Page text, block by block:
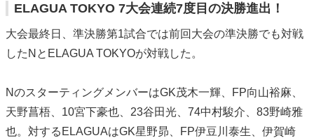
ELAGUA TOKYO 7大会連続7度目の決勝進出！
大会最終日、準決勝第1試合では前回大会の準決勝でも対戦
したNとELAGUA TOKYOが対戦した。
NのスターティングメンバーはGK茂木一輝、FP向山裕麻、
天野菖梧、10宮下豪也、23谷田光、74中村駿介、83野崎雅
也。対するELAGUAはGK星野昴、FP伊豆川泰生、伊賀崎